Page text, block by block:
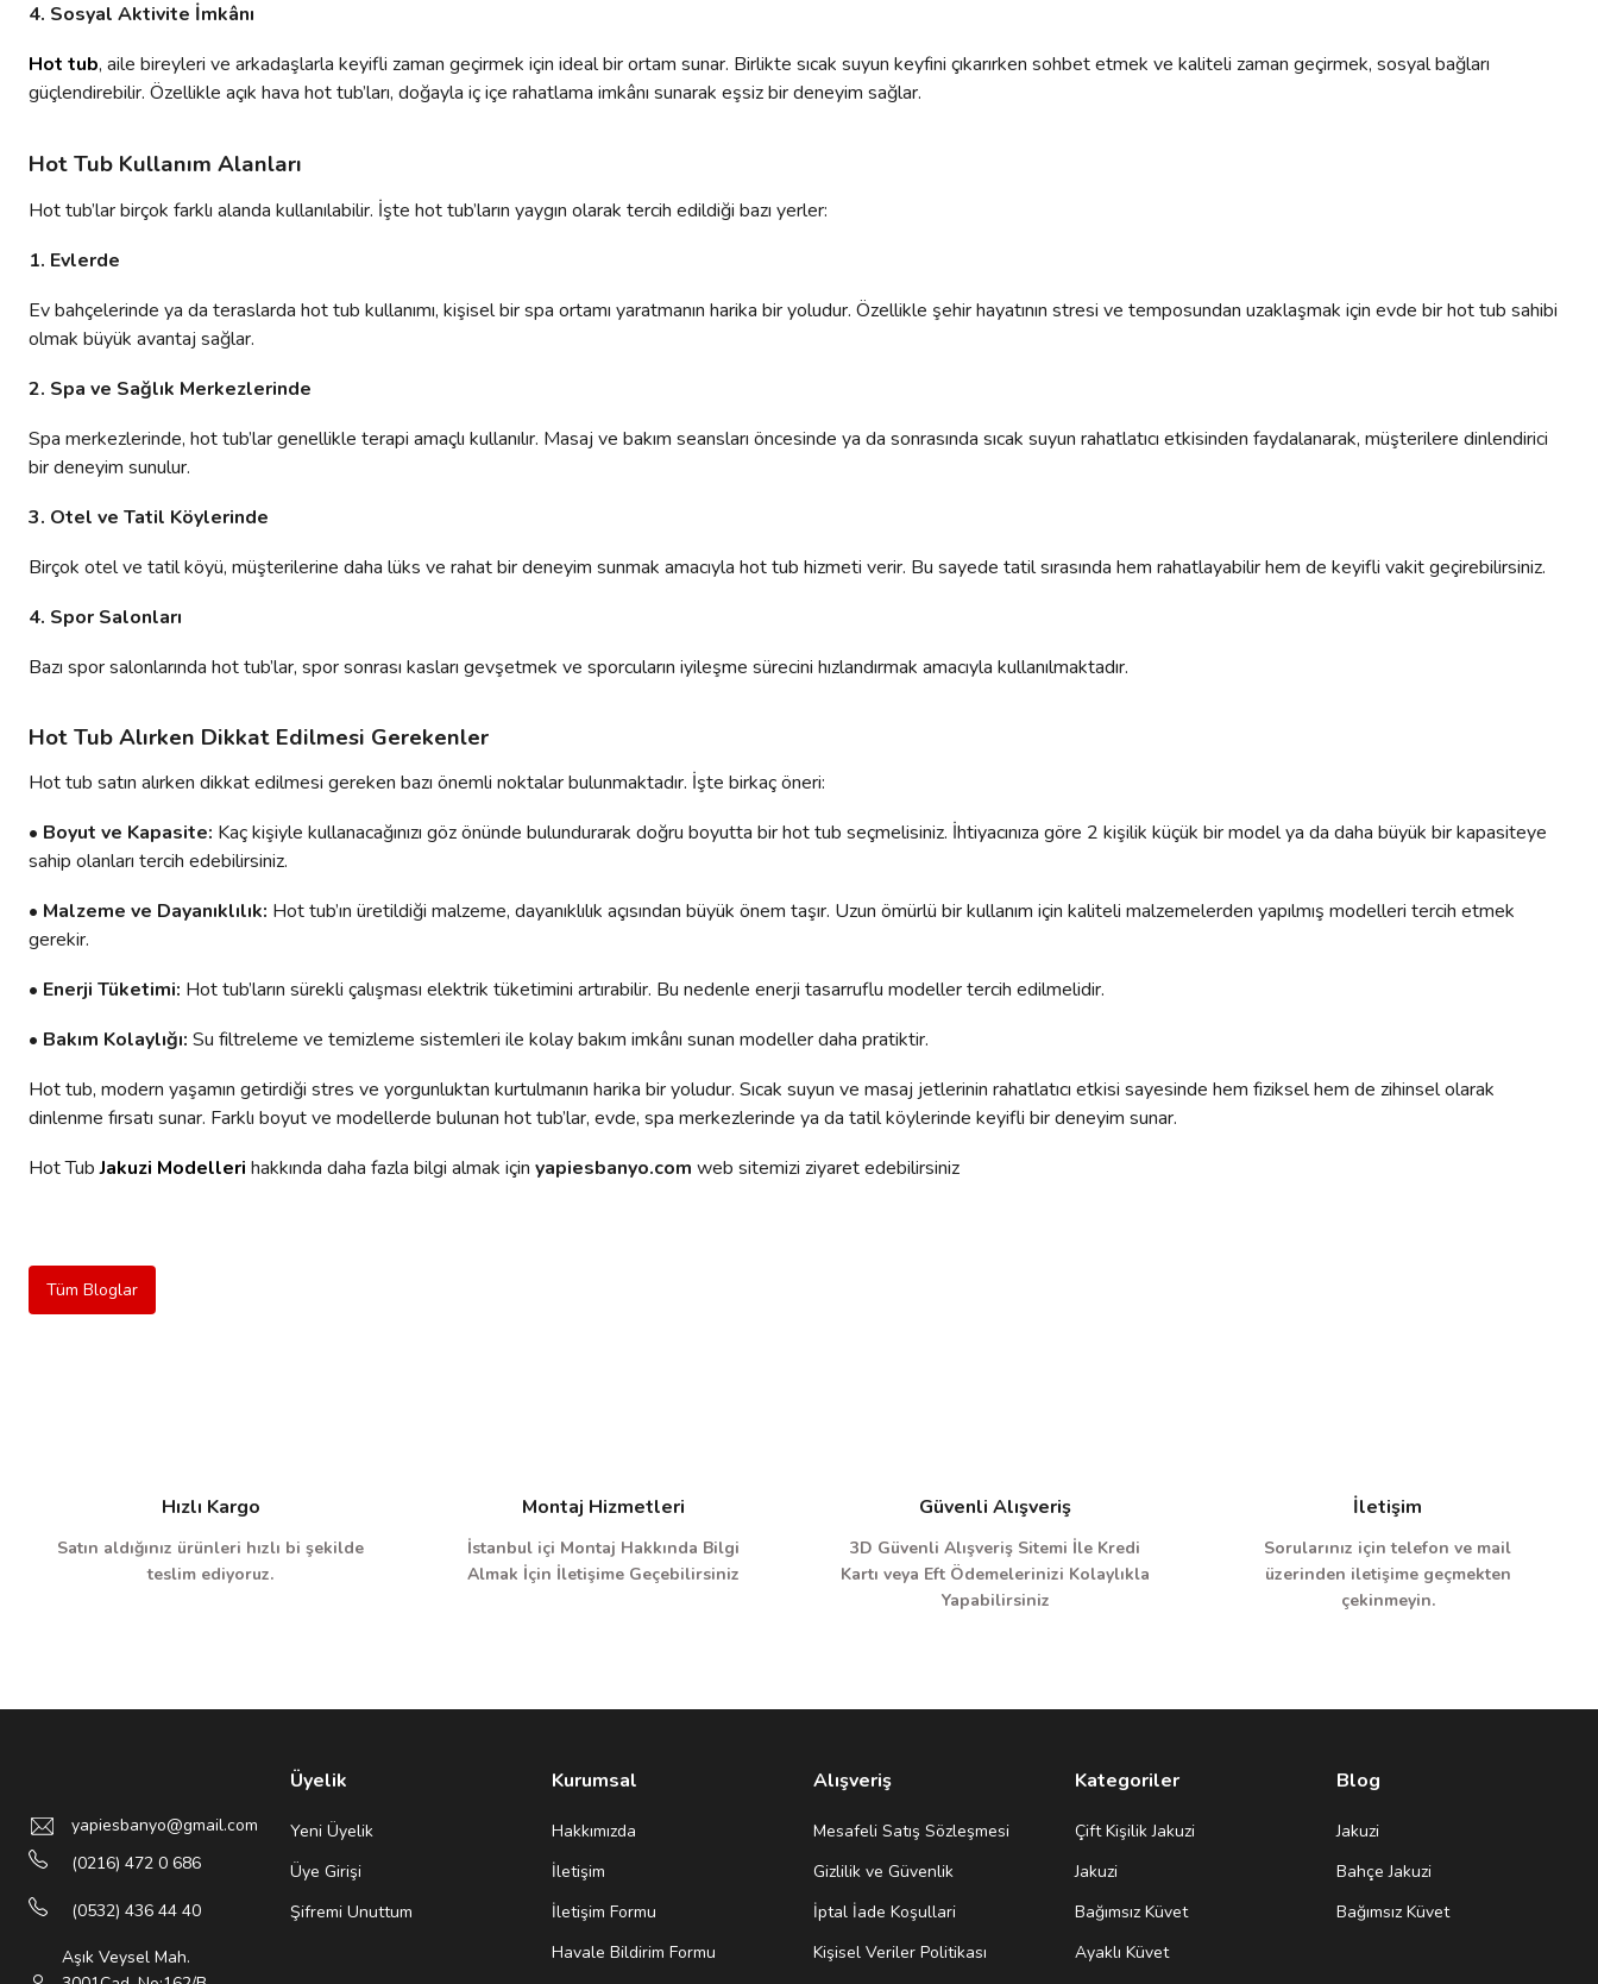
4. Sosyal Aktivite İmkânı
Hot tub, aile bireyleri ve arkadaşlarla keyifli zaman geçirmek için ideal bir ortam sunar. Birlikte sıcak suyun keyfini çıkarırken sohbet etmek ve kaliteli zaman geçirmek, sosyal bağları
güçlendirebilir. Özellikle açık hava hot tub’ları, doğayla iç içe rahatlama imkânı sunarak eşsiz bir deneyim sağlar.
Hot Tub Kullanım Alanları
Hot tub’lar birçok farklı alanda kullanılabilir. İşte hot tub’ların yaygın olarak tercih edildiği bazı yerler:
1. Evlerde
Ev bahçelerinde ya da teraslarda hot tub kullanımı, kişisel bir spa ortamı yaratmanın harika bir yoludur. Özellikle şehir hayatının stresi ve temposundan uzaklaşmak için evde bir hot tub sahibi
olmak büyük avantaj sağlar.
2. Spa ve Sağlık Merkezlerinde
Spa merkezlerinde, hot tub’lar genellikle terapi amaçlı kullanılır. Masaj ve bakım seansları öncesinde ya da sonrasında sıcak suyun rahatlatıcı etkisinden faydalanarak, müşterilere dinlendirici
bir deneyim sunulur.
3. Otel ve Tatil Köylerinde
Birçok otel ve tatil köyü, müşterilerine daha lüks ve rahat bir deneyim sunmak amacıyla hot tub hizmeti verir. Bu sayede tatil sırasında hem rahatlayabilir hem de keyifli vakit geçirebilirsiniz.
4. Spor Salonları
Bazı spor salonlarında hot tub’lar, spor sonrası kasları gevşetmek ve sporcuların iyileşme sürecini hızlandırmak amacıyla kullanılmaktadır.
Hot Tub Alırken Dikkat Edilmesi Gerekenler
Hot tub satın alırken dikkat edilmesi gereken bazı önemli noktalar bulunmaktadır. İşte birkaç öneri:
• Boyut ve Kapasite: Kaç kişiyle kullanacağınızı göz önünde bulundurarak doğru boyutta bir hot tub seçmelisiniz. İhtiyacınıza göre 2 kişilik küçük bir model ya da daha büyük bir kapasiteye
sahip olanları tercih edebilirsiniz.
• Malzeme ve Dayanıklılık: Hot tub’ın üretildiği malzeme, dayanıklılık açısından büyük önem taşır. Uzun ömürlü bir kullanım için kaliteli malzemelerden yapılmış modelleri tercih etmek
gerekir.
• Enerji Tüketimi: Hot tub’ların sürekli çalışması elektrik tüketimini artırabilir. Bu nedenle enerji tasarruflu modeller tercih edilmelidir.
• Bakım Kolaylığı: Su filtreleme ve temizleme sistemleri ile kolay bakım imkânı sunan modeller daha pratiktir.
Hot tub, modern yaşamın getirdiği stres ve yorgunluktan kurtulmanın harika bir yoludur. Sıcak suyun ve masaj jetlerinin rahatlatıcı etkisi sayesinde hem fiziksel hem de zihinsel olarak
dinlenme fırsatı sunar. Farklı boyut ve modellerde bulunan hot tub’lar, evde, spa merkezlerinde ya da tatil köylerinde keyifli bir deneyim sunar.
Hot TubJakuzi Modelleri hakkında daha fazla bilgi almak için yapiesbanyo.com web sitemizi ziyaret edebilirsiniz
Tüm Bloglar
Hızlı Kargo
Satın aldığınız ürünleri hızlı bi şekilde
teslim ediyoruz.
Montaj Hizmetleri
İstanbul içi Montaj Hakkında Bilgi
Almak İçin İletişime Geçebilirsiniz
Güvenli Alışveriş
3D Güvenli Alışveriş Sitemi İle Kredi
Kartı veya Eft Ödemelerinizi Kolaylıkla
Yapabilirsiniz
İletişim
Sorularınız için telefon ve mail
üzerinden iletişime geçmekten
çekinmeyin.
yapiesbanyo@gmail.com
(0216) 472 0 686
(0532) 436 44 40
Aşık Veysel Mah.
Üyelik
Yeni Üyelik
Üye Girişi
Şifremi Unuttum
Kurumsal
Hakkımızda
İletişim
İletişim Formu
Havale Bildirim Formu
Alışveriş
Mesafeli Satış Sözleşmesi
Gizlilik ve Güvenlik
İptal İade Koşullari
Kişisel Veriler Politikası
Kategoriler
Çift Kişilik Jakuzi
Jakuzi
Bağımsız Küvet
Ayaklı Küvet
Blog
Jakuzi
Bahçe Jakuzi
Bağımsız Küvet